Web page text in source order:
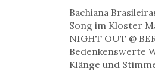
Bachiana
Song im Kloster
NIGHT OUT @
Bedenkenswerte
Klänge und